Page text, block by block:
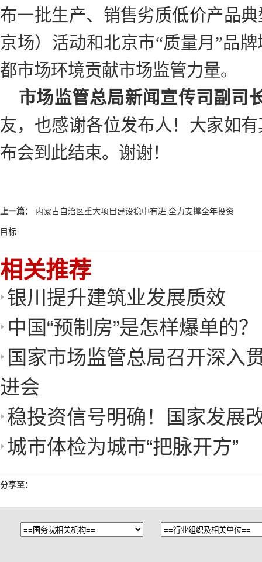
布一批生产、销售劣质低价产品
京场）活动和北京市“质量月”品
都市场环境贡献市场监管力量。
市场监管总局新闻宣传司副司
友，也感谢各位发布人！大家如
布会到此结束。谢谢！
上一篇： 内蒙古自治区重大项目建设稳中有进 全力支撑全年投资
目标
相关推荐
银川提升建筑业发展质效
中国“预制房”是怎样爆单的？
国家市场监管总局召开深入
进会
稳投资信号明确！国家发展
城市体检为城市“把脉开方”
分享至：